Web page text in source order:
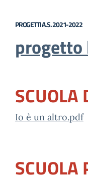
PROGETTI A.S. 2021-2022
SCUOLA
Io è un altro.pdf
SCUOLA